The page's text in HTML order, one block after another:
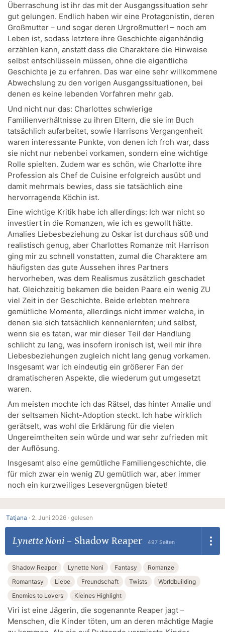
Überraschung ist ihr das mit der Ausgangssituation sehr
gut gelungen. Endlich haben wir eine Protagonistin, deren
Großmutter – und sogar deren Urgroßmutter! – noch am
Leben ist, sodass letztere ihre Geschichte eigenhändig
erzählen kann, anstatt dass die Charaktere die Hinweise
selbst entschlüsseln müssen, ohne die eigentliche
Geschichte je zu erfahren. Das war eine sehr willkommene
Abwechslung zu den vorigen Ausgangssituationen, bei
denen es keine lebenden Vorfahren mehr gab.
Und nicht nur das: Charlottes schwierige
Familienverhältnisse zu ihren Eltern, die sie im Buch
tatsächlich aufarbeitet, sowie Harrisons Vergangenheit
waren interessante Punkte, von denen ich froh war, dass
sie nicht nur nebenbei vorkamen, sondern eine wichtige
Rolle spielten. Zudem war es schön, wie Charlotte ihre
Profession als Chef de Cuisine erfolgreich ausübt und
damit mehrmals bewies, dass sie tatsächlich eine
hervorragende Köchin ist.
Eine wichtige Kritik habe ich allerdings: Ich war nicht so
investiert in die Romanzen, wie ich es gewollt hätte.
Amalies Liebesbeziehung zu Oskar ist durchaus süß und
realistisch genug, aber Charlottes Romanze mit Harrison
ging mir zu schnell vonstatten, zumal die Charaktere am
häufigsten das gute Aussehen ihres Partners
hervorheben, was dem Realismus zusätzlich geschadet
hat. Gleichzeitig bekamen die beiden Paare ein wenig ZU
viel Zeit in der Geschichte. Beide erlebten mehrere
gemütliche Momente, allerdings nicht immer welche, in
denen sie sich tatsächlich kennenlernten; und selbst,
wenn sie es taten, war mir dieser Teil der Handlung
schlicht zu lang, was insofern ironisch ist, weil mir ihre
Liebesbeziehungen zugleich nicht lang genug vorkamen.
Insgesamt war ich eindeutig ein größerer Fan der
dramatischeren Aspekte, die wiederum gut umgesetzt
waren.
Am meisten mochte ich das Rätsel, das hinter Amalie und
der seltsamen Nicht-Adoption steckt. Ich habe wirklich
gerätselt, was wohl die Erklärung für die vielen
Ungereimtheiten sein würde und war sehr zufrieden mit
der Auflösung.
Insgesamt also eine gemütliche Familiengeschichte, die
für mich zwar ein wenig ZU gemütlich war, aber immer
noch ein kurzweiliges Lesevergnügen bietet!
Tatjana · 2. Juni 2026 · gelesen
Lynette Noni– Shadow Reaper 497 Seiten
Shadow Reaper Lynette Noni Fantasy
Romanze
Romantasy
Liebe Freundschaft Twists
Worldbuilding
Enemies to Lovers
Kleines Highlight
Viri ist eine Jägerin, die sogenannte Reaper jagt –
Menschen, die Kinder töten, um an deren mächtige Magie